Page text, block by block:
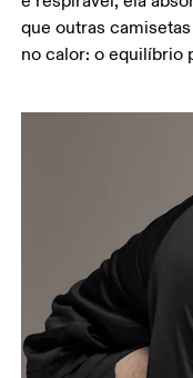
que outras
no calor: o equilíbrio